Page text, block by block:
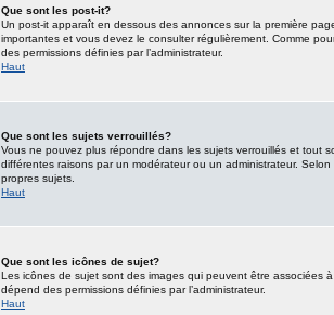
Que sont les post-it?
Un post-it apparaît en dessous des annonces sur la première
importantes et vous devez le consulter régulièrement. Comme
des permissions définies par l’administrateur.
Haut
Que sont les sujets verrouillés?
Vous ne pouvez plus répondre dans les sujets verrouillés et tout
différentes raisons par un modérateur ou un administrateur.
propres sujets.
Haut
Que sont les icônes de sujet?
Les icônes de sujet sont des images qui peuvent être associées
dépend des permissions définies par l’administrateur.
Haut